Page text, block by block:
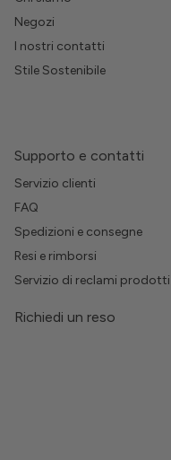
Negozi
I nostri contatti
Stile Sostenibile
Supporto e contatti
Servizio clienti
FAQ
Spedizioni e consegne
Resi e rimborsi
Servizio di reclami prodotti
Richiedi un reso